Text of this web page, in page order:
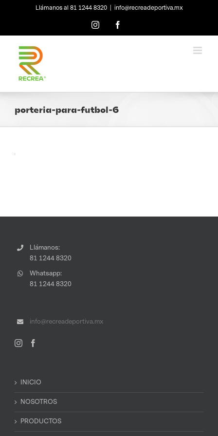
Llámanos al 81 1244 8320 info@recreadeportiva.mx
Instagram
porteria-para-futbol-6
Llámanos:
81 1244 8320
Whatsapp:
81 1244 8320
info@recreadeportiva.mx
INICIO
NOSOTROS
PRODUCTOS